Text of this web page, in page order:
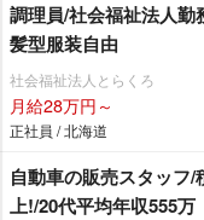
調理員/社会福祉法人勤
髪型服装自由
社会福祉法人とらくろ
月給28万円～
正社員 / 北海道
自動車の販売スタッフ
上!/20代平均年収555万